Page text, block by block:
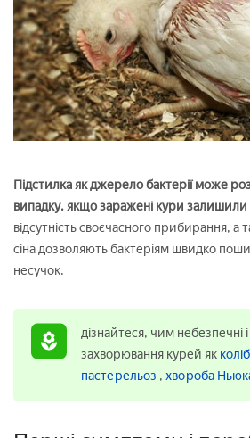
Підстилка як джерело бактерії може
випадку, якщо заражені кури залишили
відсутність своєчасного прибирання, а
сіна дозволяють бактеріям швидко
несучок.
дізнайтеся, чим небезпечні і
захворювання курей як
пастерельоз ,хвороба